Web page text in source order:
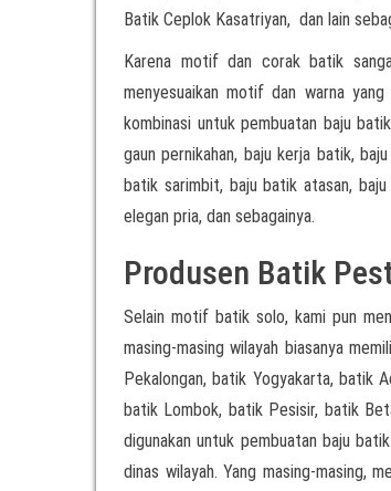
Batik Ceplok Kasatriyan, dan lain
Karena motif dan corak batik
menyesuaikan motif dan warna
kombinasi untuk pembuatan baju
gaun pernikahan, baju kerja batik,
batik sarimbit, baju batik atasan,
elegan pria, dan sebagainya.
Produsen Batik
Selain motif batik solo, kami pun
masing-masing wilayah biasanya
Pekalongan, batik Yogyakarta, batik
batik Lombok, batik Pesisir, batik
digunakan untuk pembuatan baju
dinas wilayah. Yang masing-masing,